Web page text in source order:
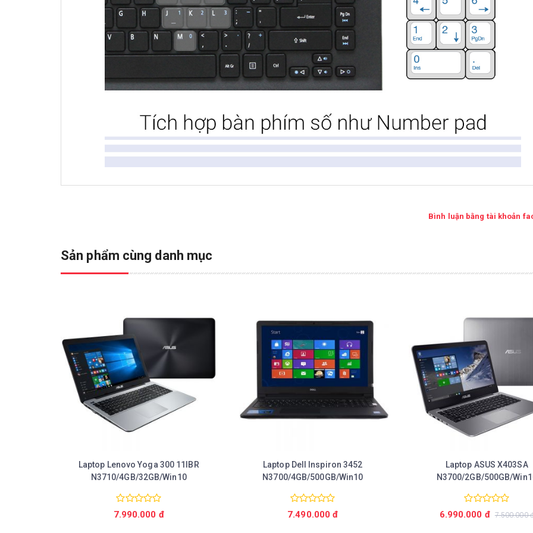
Bình luận bằng tài khoản
Sản phẩm cùng danh mục
Laptop Lenovo Yoga 300 11IBR
N3710/4GB/32GB/Win10
7.990.000 đ
Chi tiết
Laptop Dell Inspiron 3452
N3700/4GB/500GB/Win10
7.490.000 đ
Chi tiết
Laptop ASUS X403SA
N3700/2GB/500GB/
6.990.000 đ 7.500.000